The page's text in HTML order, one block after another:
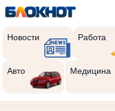
Новости Работа
Авто Медицина